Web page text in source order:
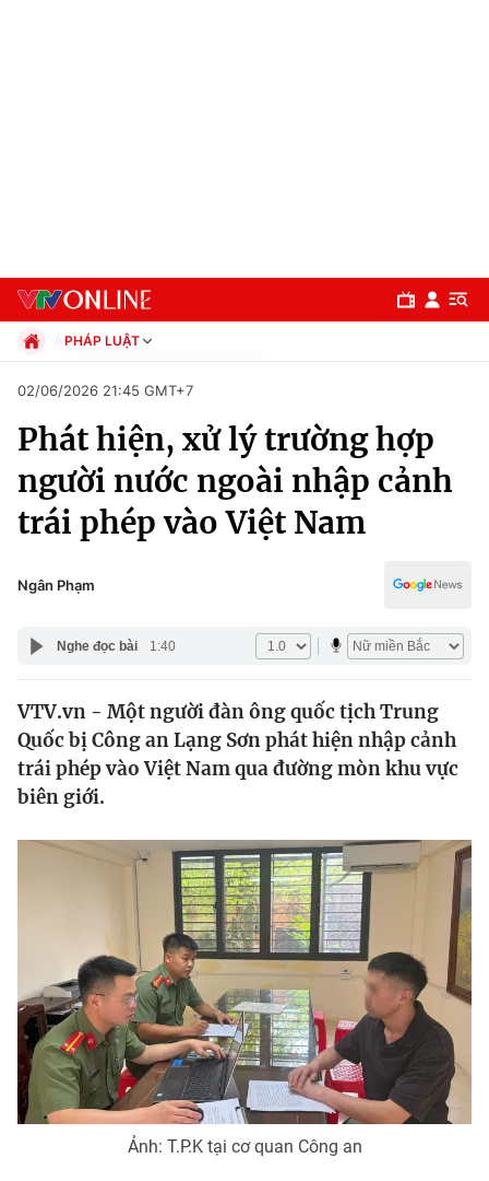
Chuyên mục
Chính trị
Thế giới
Tin tức
Thế giới đó đây
Câu chuyện quốc tế
Kinh tế
Tài chính
Góc doanh nghiệp
Dữ liệu và đời sống
Phim VTV
Hậu trường
Nhân vật
Khán giả
Giải trí
Điện ảnh
Âm nhạc
Đời sống
Du lịch
Giáo dục
PHÁP LUẬT
Xã hội
Pháp luật
Thể thao
Truyền hình
Văn hóa - Giải trí
Đời sống
Giáo dục
02/06/2026 21:45 GMT+7
Phát hiện, xử lý trường hợp
người nước ngoài nhập cảnh
trái phép vào Việt Nam
Ngân Phạm
Nghe đọc bài 1:40
VTV.vn - Một người đàn ông quốc tịch Trung
Quốc bị Công an Lạng Sơn phát hiện nhập cảnh
trái phép vào Việt Nam qua đường mòn khu vực
biên giới.
Ảnh: T.P.K tại cơ quan Công an